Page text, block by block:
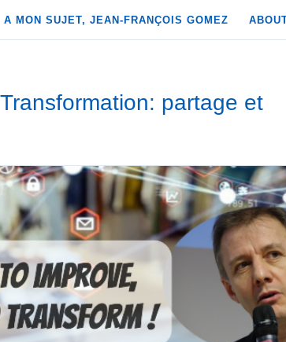
A MON SUJET, JEAN-FRANÇOIS GOMEZ
partage et